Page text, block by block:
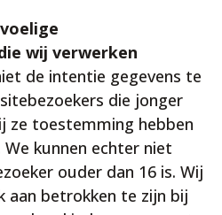
wij verwerken
de intentie gegevens te
die jonger
ze toestemming hebben
kunnen echter niet
ouder dan 16 is. Wij
aan betrokken te zijn bij